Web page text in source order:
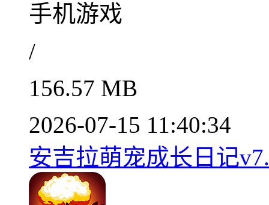
手机游戏
/
156.57 MB
2026-07-15 11:40:34
安吉拉萌宠成长日记